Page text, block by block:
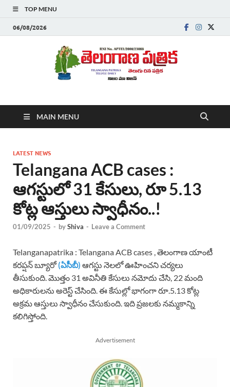
TOP MENU
06/08/2026
Telanganapatrika
,Latest Telangana News, Rajanna Sircilla News, Telangana
Breaking News, Telugu Newspaper Online, Today Telugu News,
తెలుగు వార్తలు , బ్రేకింగ్ న్యూస్ తెలుగులో , తెలంగాణ లో తాజా అప్‌డేట్స్ ,
తెలుగు న్యూస్ పేపర్
MAIN MENU
LATEST NEWS
Telangana ACB cases :
ఆగస్టులో 31 కేసులు, రూ 5.13
కోట్ల ఆస్తులు స్వాధీనం..!
01/09/2025 - byShiva - Leave a Comment
Telanganapatrika : Telangana ACB cases , తెలంగాణ యాంటీ
కరప్షన్ బ్యూరో(ఏసీబీ) ఆగస్టు నెలలో ఊహించని చర్యలు
తీసుకుంది. మొత్తం 31 అవినీతి కేసులు నమోదు చేసి, 22 మంది
అధికారులను అరెస్ట్ చేసింది. ఈ కేసుల్లో భాగంగా రూ.5.13 కోట్ల
అక్రమ ఆస్తులు స్వాధీనం చేసుకుంది. ఇది ప్రజలకు నమ్మకాన్ని
కలిగిస్తోంది.
Advertisement